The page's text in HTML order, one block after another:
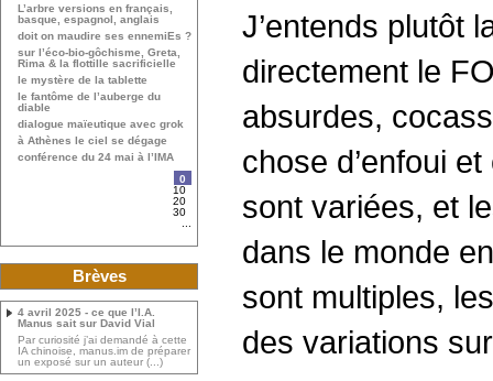
J’entends plutôt
directement le
absurdes,
chose d’enfoui
sont variées, et
dans le monde
sont multiples,
des variations
L’arbre versions en français,
basque, espagnol, anglais
doit on maudire ses ennemiEs ?
sur l’éco-bio-gôchisme, Greta,
Rima & la flottille sacrificielle
le mystère de la tablette
le fantôme de l’auberge du
diable
dialogue maïeutique avec grok
à Athènes le ciel se dégage
conférence du 24 mai à l’IMA
0
10
20
30
Brèves
4 avril 2025 - ce que l’I.A.
Manus sait sur David Vial
Par curiosité j’ai demandé à cette
IA chinoise, manus.im de préparer
un exposé sur un auteur (...)